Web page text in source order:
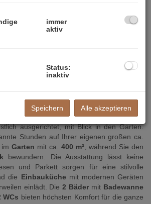
im Erdgeschoss bietet auf
alles, was das Herz begehrt. Mit
durchdachte Raumaufteilung undzentral
. Der Wohn-/Essbereich sowie 2
ausgerichtet, mit Blick in den Garten.
Stunden auf Ihrer eigenen großen ca.
Garten mit ca. 400 m², während Sie den
bewundern. Die Ausstattung lässt keine
und Parkett sorgen für eine stilvolle
die Einbauküche mit modernen Geräten
einlädt. Die2 Bäder mit Badewanne
WCs bieten höchsten Komfort für die ganze
immer
aktiv
Status:
inaktiv
Speichern Alle akzeptieren